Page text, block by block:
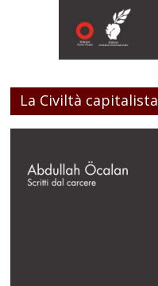
La Civiltà capitalista